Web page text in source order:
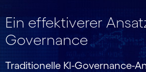
Ein effektiverer
Governance
Traditionelle KI-Governance-